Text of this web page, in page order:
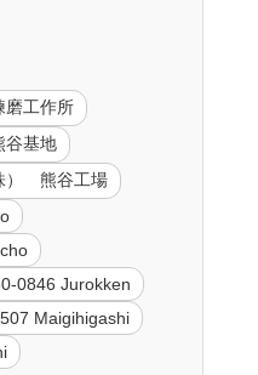
工作所
基地
） 熊谷工場
0846 Jurokken
Maigihigashi